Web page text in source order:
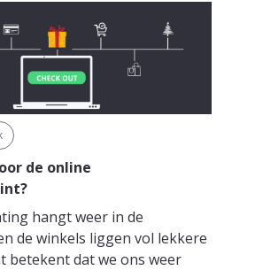
de online
hangt weer in de
de winkels liggen vol lekkere
betekent dat we ons weer